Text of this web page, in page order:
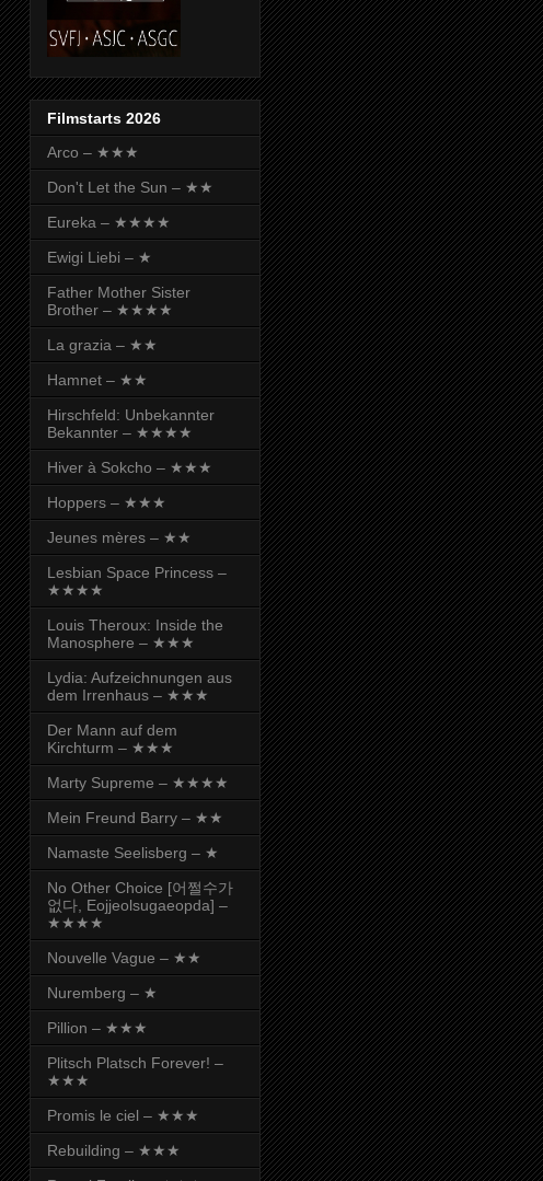
Filmstarts 2026
Arco – ★★★
Don't Let the Sun – ★★
Eureka – ★★★★
Ewigi Liebi – ★
Father Mother Sister
Brother – ★★★★
La grazia – ★★
Hamnet – ★★
Hirschfeld: Unbekannter
Bekannter – ★★★★
Hiver à Sokcho – ★★★
Hoppers – ★★★
Jeunes mères – ★★
Lesbian Space Princess –
★★★★
Louis Theroux: Inside the
Manosphere – ★★★
Lydia: Aufzeichnungen aus
dem Irrenhaus – ★★★
Der Mann auf dem
Kirchturm – ★★★
Marty Supreme – ★★★★
Mein Freund Barry – ★★
Namaste Seelisberg – ★
No Other Choice [어쩔수가
없다, Eojjeolsugaeopda] –
★★★★
Nouvelle Vague – ★★
Nuremberg – ★
Pillion – ★★★
Plitsch Platsch Forever! –
★★★
Promis le ciel – ★★★
Rebuilding – ★★★